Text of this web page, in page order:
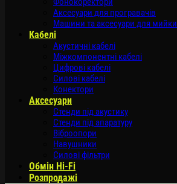
Аксесуари для програвачів
Машини та аксесуари для мийки
Кабелі
Акустичні кабелі
Міжкомпонентні кабелі
Цифрові кабелі
Силові кабелі
Конектори
Аксесуари
Стенди під акустику
Стенди під апаратуру
Віброопори
Навушники
Силові фільтри
Обмін Hi-Fi
Розпродажі